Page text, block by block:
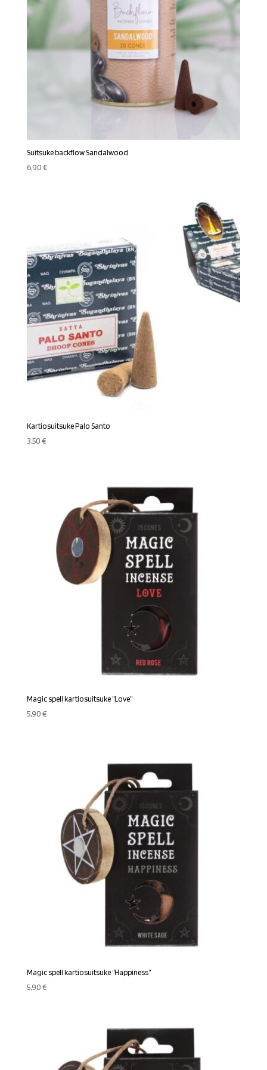
Suitsuke backflow Sandalwood
6,90€
Kartiosuitsuke Palo Santo
3,50€
Magic spell kartiosuitsuke ”Love”
5,90€
Magic spell kartiosuitsuke ”Happiness”
5,90€